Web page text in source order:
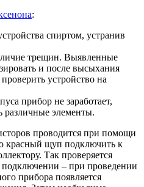
:
спиртом, устранив
трещин. Выявленные
и после высыхания
устройство на
прибор не заработает,
различные элементы.
проводится при помощи
красный щуп подключить к
Так проверяется
подключении – при проведении
прибора появляется